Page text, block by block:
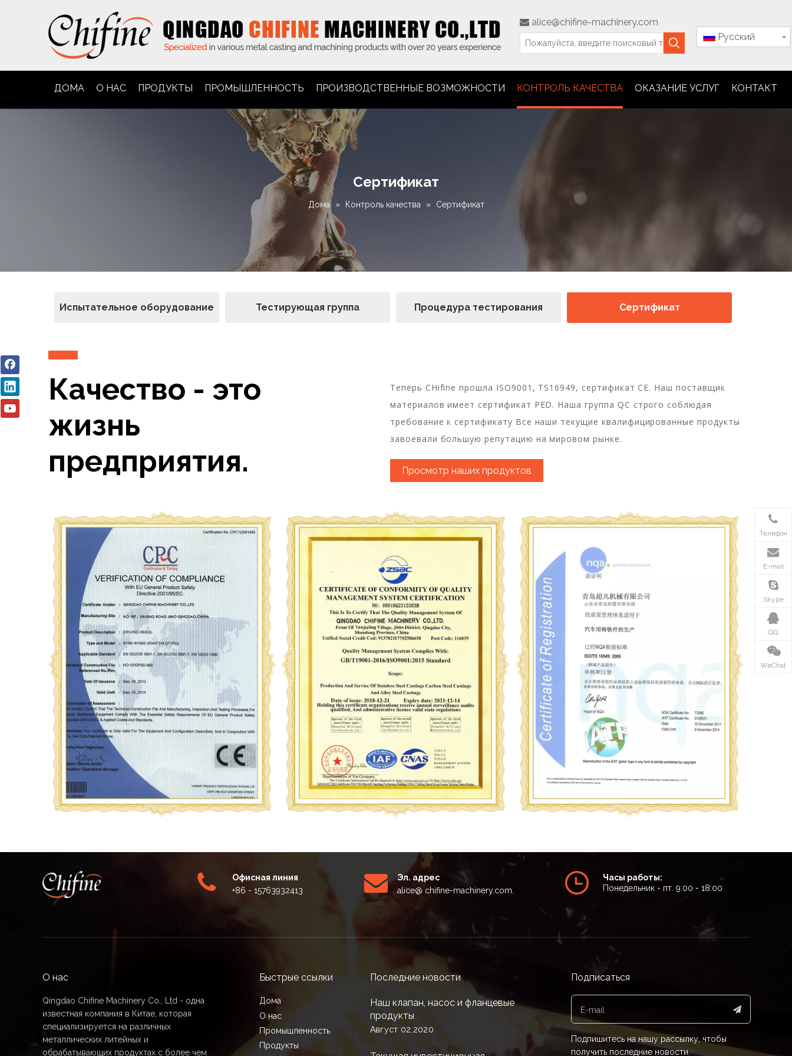
 alice@chifine-machinery.com
Pусский
ДОМА О НАС ПРОДУКТЫ ПРОМЫШЛЕННОСТЬ ПРОИЗВОДСТВЕННЫЕ ВОЗМОЖНОСТИ КОНТРОЛЬ КАЧЕСТВА ОКАЗАНИЕ УСЛУГ КОНТАКТ
Сертификат
Дома » Контроль качества » Сертификат
Испытательное оборудование Тестирующая группа Процедура тестирования Сертификат
Качество - это
жизнь
предприятия.
Теперь CHifine прошла ISO9001, TS16949, сертификат CE. Наш поставщик
материалов имеет сертификат PED. Наша группа QC строго соблюдая
требование к сертификату Все наши текущие квалифицированные продукты
завоевали большую репутацию на мировом рынке.
Просмотр наших продуктов
Офисная линия
+86 - 15763932413
Эл. адрес
alice@ chifine-machinery.com.
Часы работы:
Понедельник - пт. 9:00 - 18:00
О нас
Qingdao Chifine Machinery Co., Ltd - одна
известная компания в Китае, которая
специализируется на различных
металлических литейных и
обрабатывающих продуктах с более чем
Быстрые ссылки
Дома
О нас
Промышленность
Продукты
Последние новости
Наш клапан, насос и фланцевые
продукты
Август 02,2020
Подписаться
Подпишитесь на нашу рассылку, чтобы
получить последние новости.
Телефон
E-mail
Skype
QQ
WeChat